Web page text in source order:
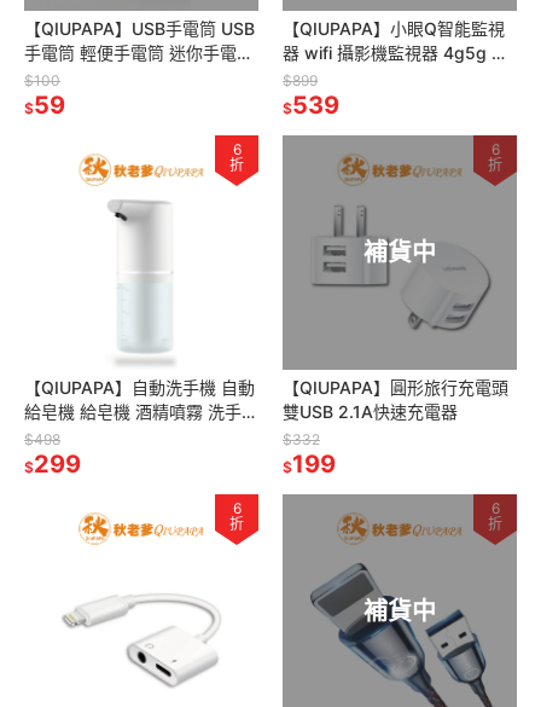
【QIUPAPA】USB手電筒 USB
手電筒 輕便手電筒 迷你手電筒
充電手電筒 鎖匙圈手電筒
$100
$59
【QIUPAPA】小眼Q智能監視
器 wifi 攝影機監視器 4g5g 攝
影機 寵物監視器 寶寶監視器 攝
像頭 監控攝像頭
$899
$539
6
折
【QIUPAPA】自動洗手機 自動
給皂機 給皂機 酒精噴霧 洗手機
自動洗手機 泡沫給皂機 感應式
洗手機
$498
$299
補貨中
6
折
【QIUPAPA】圓形旅行充電頭
雙USB 2.1A快速充電器
$332
$199
6
折
補貨中
6
折